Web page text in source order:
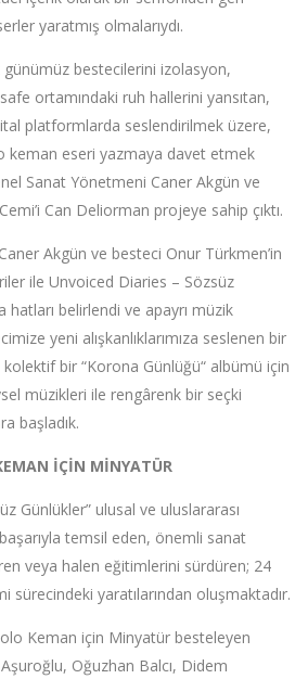
yaratmış olmalarıydı.
günümüz bestecilerini izolasyon,
ortamındaki ruh hallerini yansıtan,
platformlarda seslendirilmek üzere,
keman eseri yazmaya davet etmek
Sanat Yönetmeni Caner Akgün ve
Can Deliorman projeye sahip çıktı.
Akgün ve besteci Onur Türkmen’in
ile Unvoiced Diaries – Sözsüz
hatları belirlendi ve apayrı müzik
yeni alışkanlıklarımıza seslenen bir
bir “Korona Günlüğü“ albümü için
müzikleri ile rengârenk bir seçki
başladık.
İÇİN MİNYATÜR
Günlükler” ulusal ve uluslararası
temsil eden, önemli sanat
veya halen eğitimlerini sürdüren; 24
sürecindeki yaratılarından oluşmaktadır.
Keman için Minyatür besteleyen
Oğuzhan Balcı, Didem